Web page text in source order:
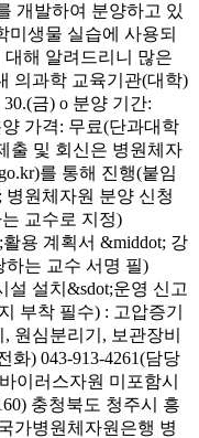
개발하여 분양하고 있
미생물 실습에 사용되
해 알려드리니 많은
의과학 교육기관(대학)
금) o 분양 기간:
양 가격: 무료(단과대학
출 및 회신은 병원체자
를 통해 진행(붙임
병원체자원 분양 신청
교수로 지정)
용 계획서 &middot; 강
하는 교수 서명 필)
설 설치&sdot;운영 신고
부착 필수) : 고압증기
원심분리기, 보관장비
화) 043-913-4261(담당
이러스자원 미포함시
충청북도 청주시 흥
가병원체자원은행 병